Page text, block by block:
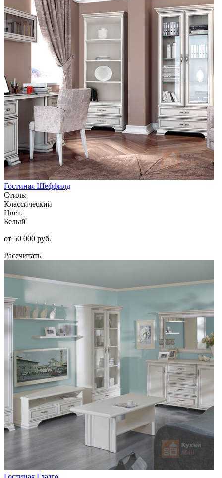
Гостиная Шеффилд
Стиль:
Классический
Цвет:
Белый
от 50 000 руб.
Рассчитать
Гостиная Глазго